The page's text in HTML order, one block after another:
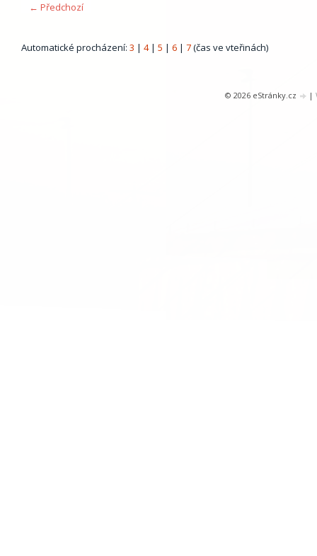
← Předchozí
Automatické procházení: 3 | 4| 5 | 6 | 7(čas ve vteřinách)
© 2026 eStránky.cz |